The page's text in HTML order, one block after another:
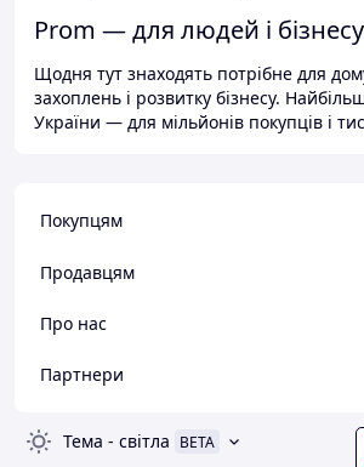
Prom — для людей і бізнесу
Щодня тут знаходять потрібне для
захоплень і розвитку бізнесу.
України — для мільйонів покупців і
Покупцям
Продавцям
Про нас
Партнери
Тема - світла BETA